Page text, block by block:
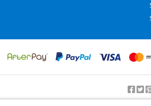
Beoordeling door klanten:9.2